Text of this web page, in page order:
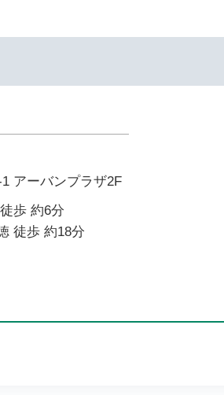
アーバンプラザ2F
歩 約6分
徒歩 約18分